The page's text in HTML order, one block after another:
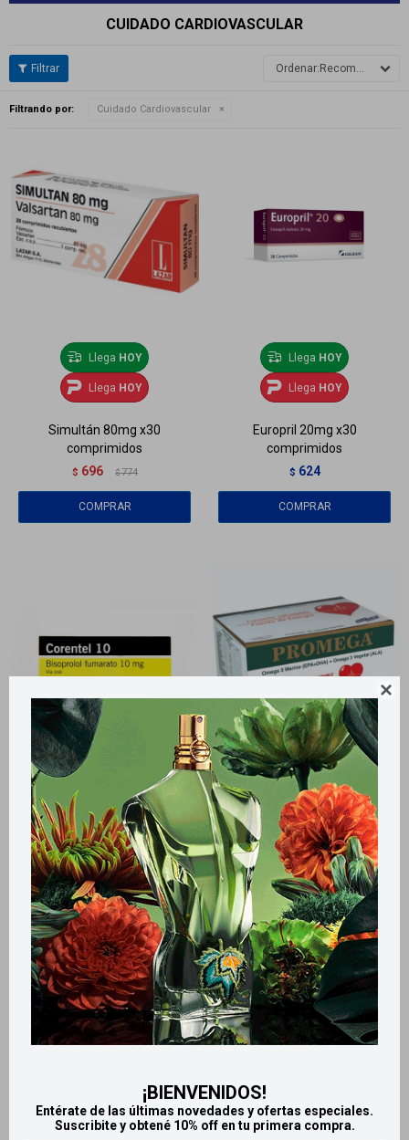

¡BIENVENIDOS!
Entérate de las últimas novedades y ofertas especiales.
Suscribite y obtené 10% off en tu primera compra.
CUIDADO CARDIOVASCULAR
Recomendados
Filtrando por: Cuidado Cardiovascular
Llega HOY
Llega HOY
Simultán 80mg x30
comprimidos
$ 696 $ 774
Llega HOY
Llega HOY
Europril 20mg x30
comprimidos
$ 624
LlegaHOY
Corentel 10 mg - x30
$ 1.354 $ 1.505
LlegaHOY
LlegaHOY
Promega 30 cápsulas
blandas
$ 1.009